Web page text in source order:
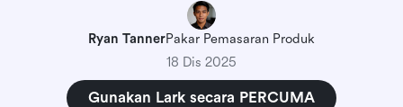
Ryan TannerPakar Pemasaran Produk
18 Dis 2025
Gunakan Lark secara PERCUMA